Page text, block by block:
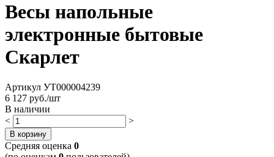
Весы напольные
электронные бытовые
Скарлет
Артикул УТ000004239
6 127 руб./шт
В наличии
<
>
В корзину
Cредняя оценка 0